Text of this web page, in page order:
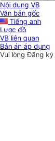
Nội dung VB
Văn bản gốc
Tiếng anh
Lược đồ
VB liên quan
Bản án áp dụng
Vui lòngĐăng ký